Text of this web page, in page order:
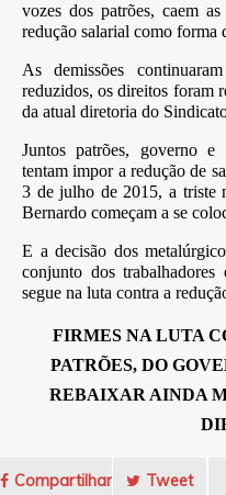
vozes dos patrões, caem
redução salarial como forma
As demissões
reduzidos, os direitos foram
da atual diretoria do
Juntos patrões, governo e
tentam impor a redução de
3 de julho de 2015, a triste
Bernardo começam a se
E a decisão dos
conjunto dos
segue na luta contra a
FIRMES NA LUTA
PATRÕES, DO
REBAIXAR AINDA
Compartilhar Tweet